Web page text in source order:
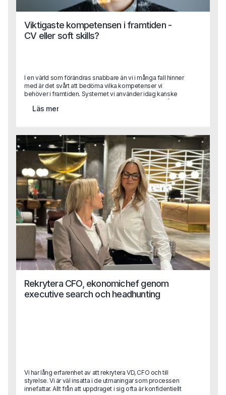
Viktigaste kompetensen i framtiden -
CV eller soft skills?
I en värld som förändras snabbare än vi i många fall hinner
med är det svårt att bedöma vilka kompetenser vi
behöver i framtiden. Systemet vi använder idag kanske
viktigaste process automatiserad innan året är slut. Detta
Läs mer
Rekrytera CFO, ekonomichef genom
executive search och headhunting
Vi har lång erfarenhet av att rekrytera VD, CFO och till
styrelse. Vi är väl insatta i de utmaningar som processen
innefattar. Allt från att uppdraget i sig ofta är konfidentiellt